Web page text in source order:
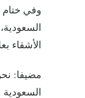
وفي ختام
الأشقاء
مضيفا: